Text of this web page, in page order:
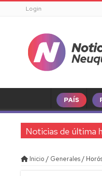
Login
PAÍS
Noticias de última
Inicio / Generales/